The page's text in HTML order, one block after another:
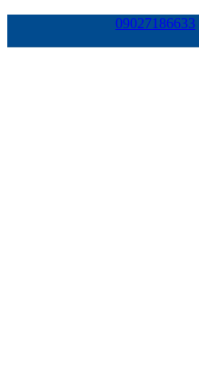
09027186633